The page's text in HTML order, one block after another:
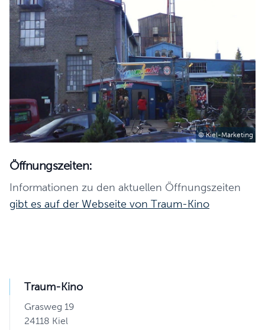
© Kiel-Marketing
Öffnungszeiten:
Informationen zu den aktuellen Öffnungszeiten
gibt es auf der Webseite von Traum-Kino
Traum-Kino
Grasweg 19
24118 Kiel